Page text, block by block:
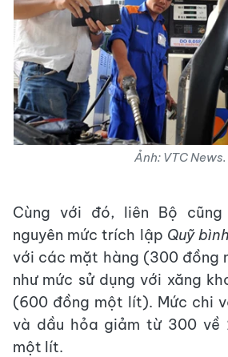
Ảnh: VTC News.
Cùng với đó, liên Bộ
nguyên mức trích lập Quỹ
với các mặt hàng (300 đồng
như mức sử dụng với xăng
(600 đồng một lít). Mức chi
và dầu hỏa giảm từ 300 về
một lít.